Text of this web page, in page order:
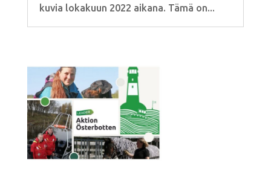
kuvia lokakuun 2022 aikana. Tämä on...